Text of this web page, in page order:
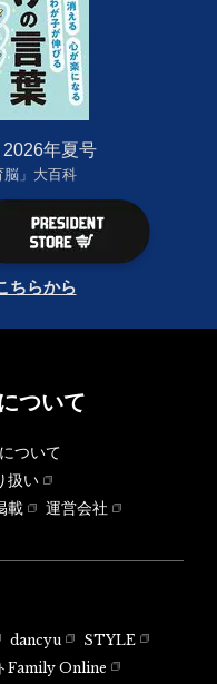
年夏号
脳」大百科
ちらから
ついて
ついて
扱い
載
運営会社
dancyu
STYLE
Family Online